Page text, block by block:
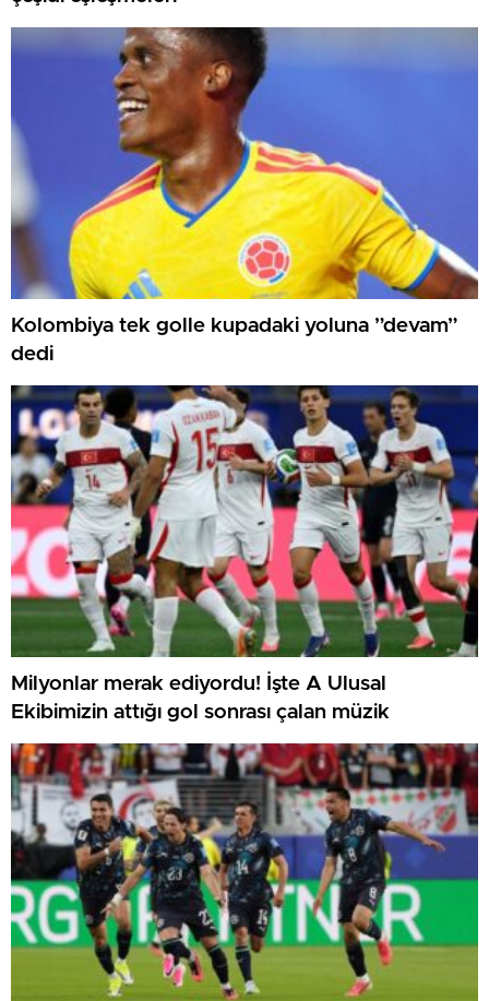
Kolombiya tek golle kupadaki yoluna ”devam”
dedi
Milyonlar merak ediyordu! İşte A Ulusal
Ekibimizin attığı gol sonrası çalan müzik